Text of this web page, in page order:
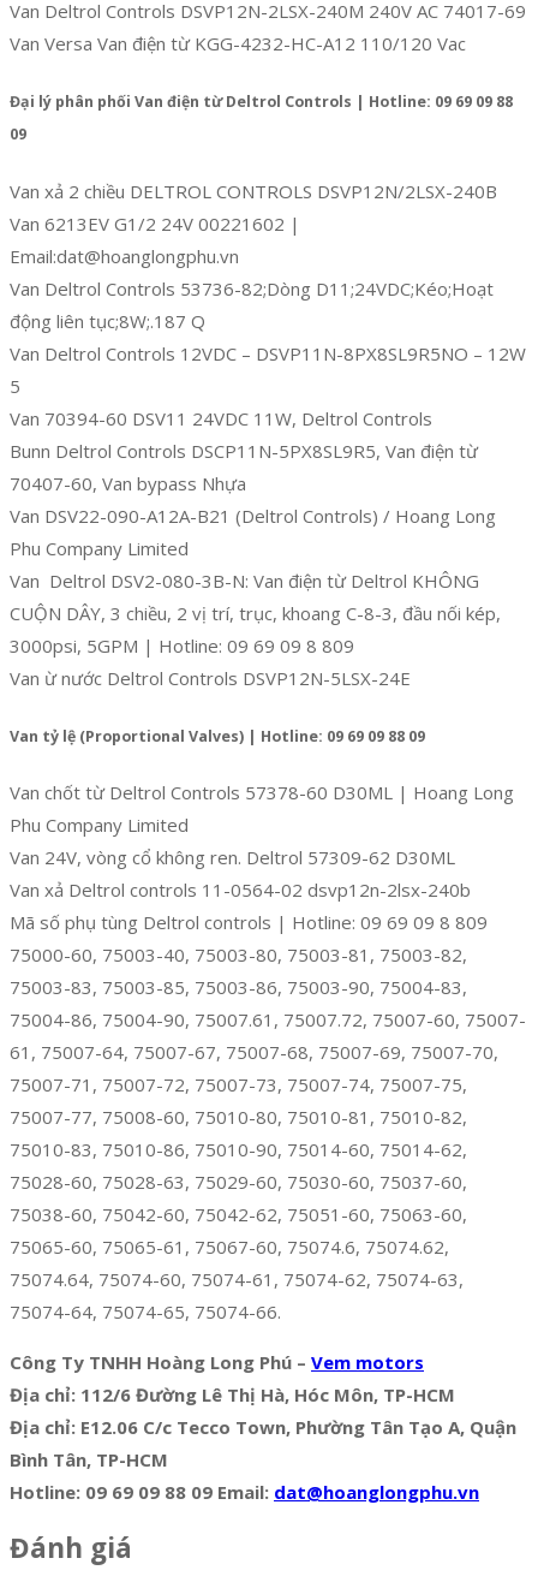
Van Deltrol Controls DSVP12N-2LSX-240M 240V AC 74017-69
Van Versa Van điện từ KGG-4232-HC-A12 110/120 Vac
Đại lý phân phối Van điện từ Deltrol Controls | Hotline: 09 69 09 88
09
Van xả 2 chiều DELTROL CONTROLS DSVP12N/2LSX-240B
Van 6213EV G1/2 24V 00221602 |
Email:dat@hoanglongphu.vn
Van Deltrol Controls 53736-82;Dòng D11;24VDC;Kéo;Hoạt
động liên tục;8W;.187 Q
Van Deltrol Controls 12VDC – DSVP11N-8PX8SL9R5NO – 12W
5
Van 70394-60 DSV11 24VDC 11W, Deltrol Controls
Bunn Deltrol Controls DSCP11N-5PX8SL9R5, Van điện từ
70407-60, Van bypass Nhựa
Van DSV22-090-A12A-B21 (Deltrol Controls) / Hoang Long
Phu Company Limited
Van Deltrol DSV2-080-3B-N: Van điện từ Deltrol KHÔNG
CUỘN DÂY, 3 chiều, 2 vị trí, trục, khoang C-8-3, đầu nối kép,
3000psi, 5GPM | Hotline: 09 69 09 8 809
Van ừ nước Deltrol Controls DSVP12N-5LSX-24E
Van tỷ lệ (Proportional Valves) | Hotline: 09 69 09 88 09
Van chốt từ Deltrol Controls 57378-60 D30ML | Hoang Long
Phu Company Limited
Van 24V, vòng cổ không ren. Deltrol 57309-62 D30ML
Van xả Deltrol controls 11-0564-02 dsvp12n-2lsx-240b
Mã số phụ tùng Deltrol controls | Hotline: 09 69 09 8 809
75000-60, 75003-40, 75003-80, 75003-81, 75003-82,
75003-83, 75003-85, 75003-86, 75003-90, 75004-83,
75004-86, 75004-90, 75007.61, 75007.72, 75007-60, 75007-
61, 75007-64, 75007-67, 75007-68, 75007-69, 75007-70,
75007-71, 75007-72, 75007-73, 75007-74, 75007-75,
75007-77, 75008-60, 75010-80, 75010-81, 75010-82,
75010-83, 75010-86, 75010-90, 75014-60, 75014-62,
75028-60, 75028-63, 75029-60, 75030-60, 75037-60,
75038-60, 75042-60, 75042-62, 75051-60, 75063-60,
75065-60, 75065-61, 75067-60, 75074.6, 75074.62,
75074.64, 75074-60, 75074-61, 75074-62, 75074-63,
75074-64, 75074-65, 75074-66.
Công Ty TNHH Hoàng Long Phú – Vem motors
Địa chỉ: 112/6 Đường Lê Thị Hà, Hóc Môn, TP-HCM
Địa chỉ: E12.06 C/c Tecco Town, Phường Tân Tạo A, Quận
Bình Tân, TP-HCM
Hotline: 09 69 09 88 09 Email: dat@hoanglongphu.vn
Đánh giá